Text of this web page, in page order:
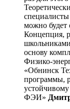
специалисты
можно будет
Концепция,
основу
Физико-
«Обнинск
программы,
ФЭИ»